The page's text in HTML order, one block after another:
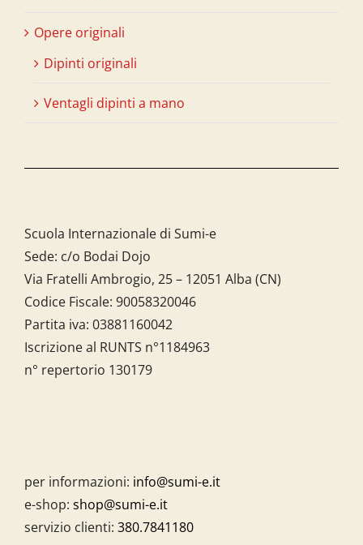
Opere originali
Dipinti originali
Ventagli dipinti a mano
Scuola Internazionale di Sumi-e
Sede: c/o Bodai Dojo
Via Fratelli Ambrogio, 25 – 12051 Alba (CN)
Codice Fiscale: 90058320046
Partita iva: 03881160042
Iscrizione al RUNTS n°1184963
n° repertorio 130179
per informazioni: info@sumi-e.it
e-shop: shop@sumi-e.it
servizio clienti: 380.7841180